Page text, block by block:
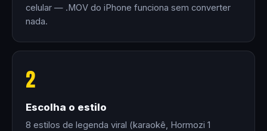
celular — .MOV do iPhone funciona sem converter
nada.
2
Escolha o estilo
8 estilos de legenda viral (karaokê, Hormozi 1